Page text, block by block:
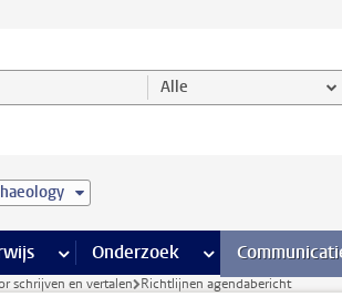
categorie Alle
pagina’s
meer Onderwijs pagina’s
Onderzoek meer Onderzoek
schrijven en vertalen Richtlijnen agendabericht